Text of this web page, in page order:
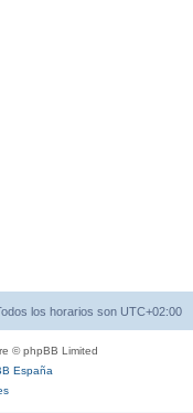
los horarios son UTC+02:00
© phpBB Limited
España